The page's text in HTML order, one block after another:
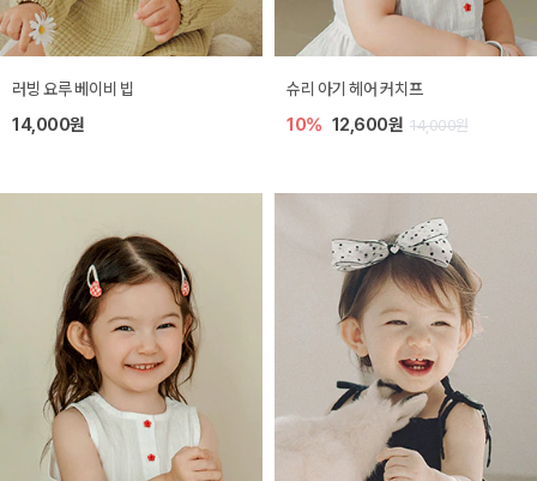
러빙 요루 베이비 빕
14,000원
슈리 아기 헤어 커치프
10% 12,600원 14,000원